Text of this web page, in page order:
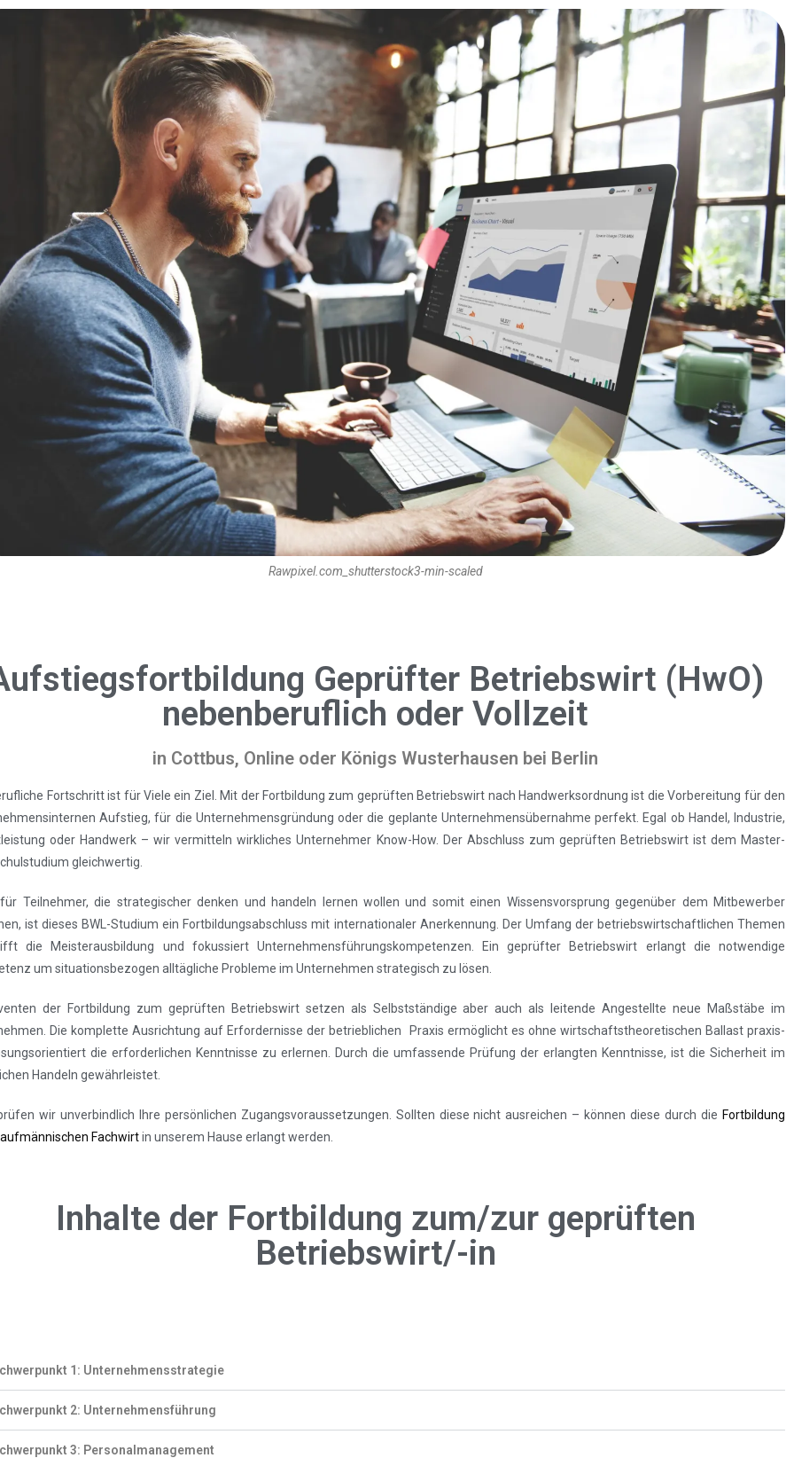
Rawpixel.com_shutterstock3-min-scaled
Geprüfter Betriebswirt (HwO)
nebenberuflich oder Vollzeit
in Cottbus, Online oder Königs Wusterhausen bei Berlin
Fortschritt ist für Viele ein Ziel. Mit der Fortbildung zum geprüften Betriebswirt nach Handwerksordnung ist die Vorbereitung für den
Aufstieg, für die Unternehmensgründung oder die geplante Unternehmensübernahme perfekt. Egal ob Handel, Industrie,
oder Handwerk – wir vermitteln wirkliches Unternehmer Know-How. Der Abschluss zum geprüften Betriebswirt ist dem Master-
gleichwertig.
Teilnehmer, die strategischer denken und handeln lernen wollen und somit einen Wissensvorsprung gegenüber dem Mitbewerber
ist dieses BWL-Studium ein Fortbildungsabschluss mit internationaler Anerkennung. Der Umfang der betriebswirtschaftlichen Themen
die Meisterausbildung und fokussiert Unternehmensführungskompetenzen. Ein geprüfter Betriebswirt erlangt die notwendige
um situationsbezogen alltägliche Probleme im Unternehmen strategisch zu lösen.
der Fortbildung zum geprüften Betriebswirt setzen als Selbstständige aber auch als leitende Angestellte neue Maßstäbe im
Die komplette Ausrichtung auf Erfordernisse der betrieblichen Praxis ermöglicht es ohne wirtschaftstheoretischen Ballast praxis-
die erforderlichen Kenntnisse zu erlernen. Durch die umfassende Prüfung der erlangten Kenntnisse, ist die Sicherheit im
Handeln gewährleistet.
wir unverbindlich Ihre persönlichen Zugangsvoraussetzungen. Sollten diese nicht ausreichen – können diese durch die Fortbildung
Fachwirtin unserem Hause erlangt werden.
Inhalte der Fortbildung zum/zur geprüften
Betriebswirt/-in
1: Unternehmensstrategie
2: Unternehmensführung
3: Personalmanagement